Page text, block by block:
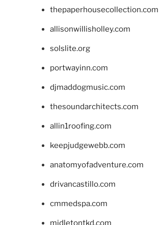
thepaperhousecollection.com
allisonwillisholley.com
solslite.org
portwayinn.com
djmaddogmusic.com
thesoundarchitects.com
allin1roofing.com
keepjudgewebb.com
anatomyofadventure.com
drivancastillo.com
cmmedspa.com
midletontkd.com